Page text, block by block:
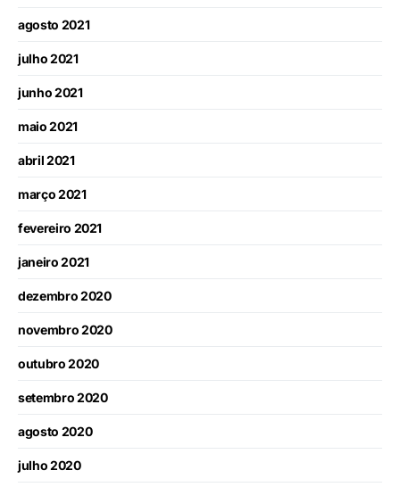
agosto 2021
julho 2021
junho 2021
maio 2021
abril 2021
março 2021
fevereiro 2021
janeiro 2021
dezembro 2020
novembro 2020
outubro 2020
setembro 2020
agosto 2020
julho 2020